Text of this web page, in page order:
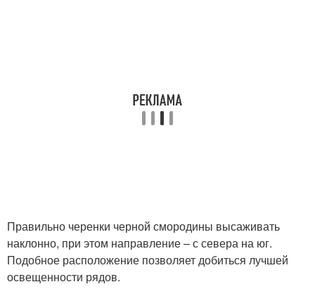
Правильно черенки черной смородины высаживать
наклонно, при этом направление – с севера на юг.
Подобное расположение позволяет добиться лучшей
освещенности рядов.